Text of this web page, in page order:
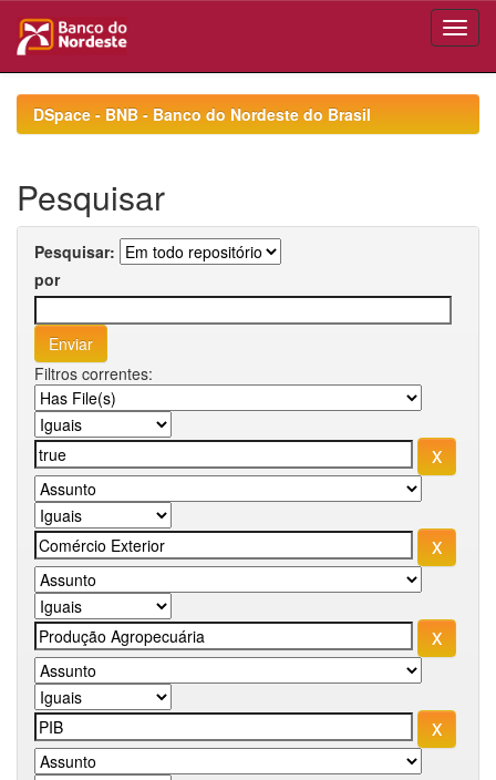
navigationDSpace - BNB - Banco do Nordeste do Brasil
Pesquisar
Pesquisar:
por
Filtros correntes: